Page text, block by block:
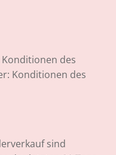
des
Konditionen des
sind